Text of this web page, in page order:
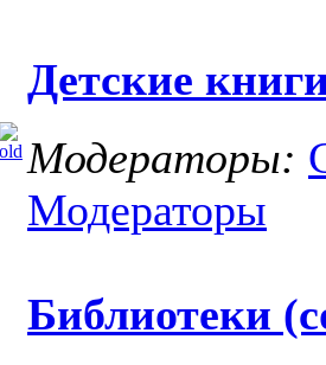
Детские
Модераторы:
Модераторы
Библиотеки